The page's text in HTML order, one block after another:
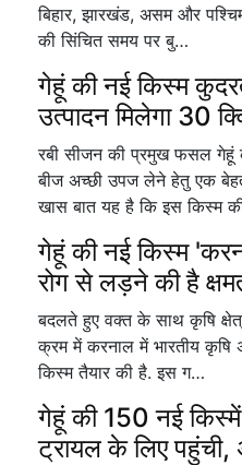
बिहार, झारखंड, असम और पश्चिम
की सिंचित समय पर बु…
गेहूं की नई किस्म
उत्पादन मिलेगा 30
रबी सीजन की प्रमुख फसल गेहूं
बीज अच्छी उपज लेने हेतु एक
खास बात यह है कि इस किस्म
गेहूं की नई किस्म 'करन
रोग से लड़ने की है
बदलते हुए वक्त के साथ कृषि
क्रम में करनाल में भारतीय
किस्म तैयार की है. इस ग…
गेहूं की 150 नई किस्में
ट्रायल के लिए पहुंची,